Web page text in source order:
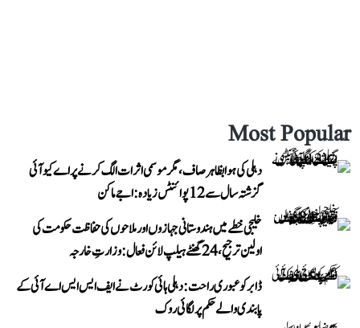
Most Popular
دہلی کی ہوا بظاہر صاف، مگر موسمی اثرات الگ کرنے پر اے کیو آئی
گزشتہ سال سے 12 پوائنٹس زیادہ: اجے ماکن
خلیجی خطے میں ہندوستانی جہازوں اور ملاحوں کی حفاظت حکومت کی
اولین ترجیح، 24 گھنٹے ہیلپ لائن فعال: وزارتِ خارجہ
ڈابر کو عبوری راحت: دہلی ہائی کورٹ نے ایف ایس ایس اے آئی کے
پابندی والے حکم پر لگائی روک